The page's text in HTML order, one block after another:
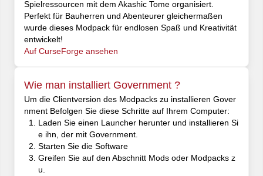
Spielressourcen mit dem Akashic Tome organisiert.
Perfekt für Bauherren und Abenteurer gleichermaßen
wurde dieses Modpack für endlosen Spaß und Kreativität
entwickelt!
Auf CurseForge ansehen
Wie man installiert Government ?
Um die Clientversion des Modpacks zu installieren Gover
nment Befolgen Sie diese Schritte auf Ihrem Computer:
Laden Sie einen Launcher herunter und installieren Si
e ihn, der mit Government.
Starten Sie die Software
Greifen Sie auf den Abschnitt Mods oder Modpacks z
u.